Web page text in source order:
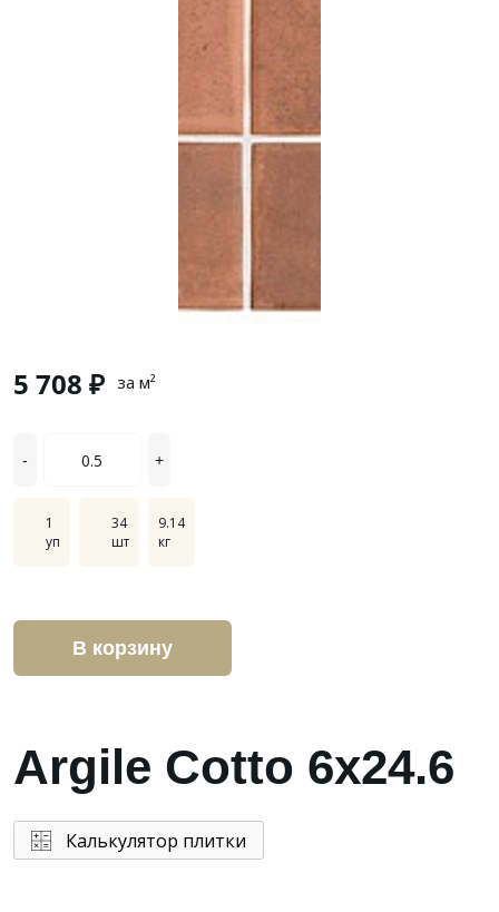
Argile Cotto 6x24.6
Калькулятор плитки
5 708 ₽ за м²
- +
1
уп
34
шт
9.14
кг
В корзину